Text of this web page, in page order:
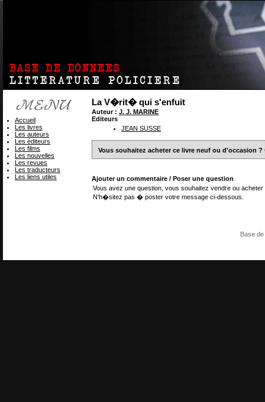
La V�rit� qui s'enfuit
Auteur : J. J. MARINE
Editeurs
JEAN SUSSE
Vous souhaitez acheter ce livre neuf ou d'occasion ?
Ajouter un commentaire / Poser une question
Vous avez une question, vous souhaitez vendre ou
N'h�sitez pas � poster votre message ci-dessous.
Accueil
Les livres
Les auteurs
Les éditeurs
Les films
Les nouvelles
Les revues
Les traducteurs
Les liens utiles
Base